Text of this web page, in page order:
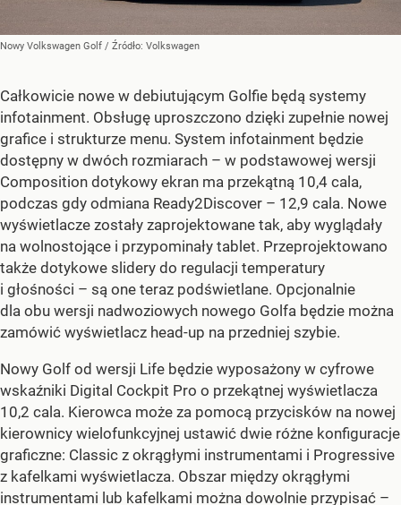
Nowy Volkswagen Golf / Źródło: Volkswagen
Całkowicie nowe w debiutującym Golfie będą systemy
infotainment. Obsługę uproszczono dzięki zupełnie nowej
grafice i strukturze menu. System infotainment będzie
dostępny w dwóch rozmiarach – w podstawowej wersji
Composition dotykowy ekran ma przekątną 10,4 cala,
podczas gdy odmiana Ready2Discover – 12,9 cala. Nowe
wyświetlacze zostały zaprojektowane tak, aby wyglądały
na wolnostojące i przypominały tablet. Przeprojektowano
także dotykowe slidery do regulacji temperatury
i głośności – są one teraz podświetlane. Opcjonalnie
dla obu wersji nadwoziowych nowego Golfa będzie można
zamówić wyświetlacz head-up na przedniej szybie.
Nowy Golf od wersji Life będzie wyposażony w cyfrowe
wskaźniki Digital Cockpit Pro o przekątnej wyświetlacza
10,2 cala. Kierowca może za pomocą przycisków na nowej
kierownicy wielofunkcyjnej ustawić dwie różne konfiguracje
graficzne: Classic z okrągłymi instrumentami i Progressive
z kafelkami wyświetlacza. Obszar między okrągłymi
instrumentami lub kafelkami można dowolnie przypisać –